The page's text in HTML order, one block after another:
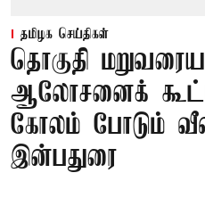
தமிழக செய்திகள்
தொகுதி
ஆலோசனைக்
கோலம் போடும் வீண்
இன்பதுரை